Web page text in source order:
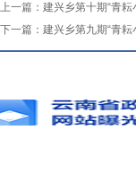
上一篇： 建兴乡第十期“青耘
下一篇： 建兴乡第九期“青